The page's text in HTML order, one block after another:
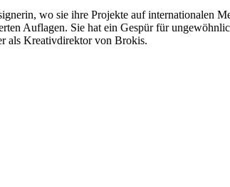
wo sie ihre Projekte auf internationalen
Auflagen. Sie hat ein Gespür für
als Kreativdirektor von Brokis.